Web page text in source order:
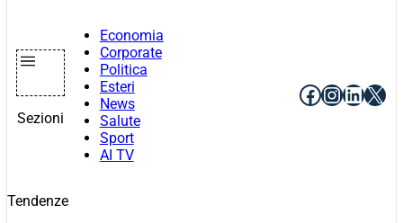
Sezioni
Economia
Corporate
Politica
Esteri
News
Salute
Sport
AI TV
Facebook
X
Tendenze